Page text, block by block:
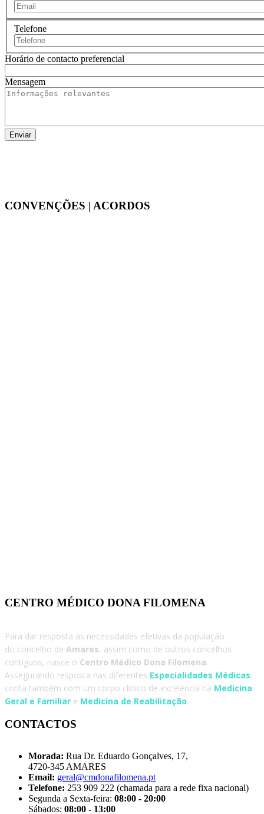
Telefone
Horário de contacto preferencial
Mensagem
CONVENÇÕES | ACORDOS
CENTRO MÉDICO DONA FILOMENA
Para dar resposta às necessidades efetivas da população
do concelho de Amares, assim como de outros concelhos
contíguos, nasce o Centro Médico Dona Filomena.
Assegurando resposta nas diferentes Especialidades Médicas,
conta também com um corpo clínico de excelência na Medicina
Geral e Familiar e Medicina de Reabilitação.
CONTACTOS
Morada: Rua Dr. Eduardo Gonçalves, 17,
4720-345 AMARES
Email: geral@cmdonafilomena.pt
Telefone: 253 909 222 (chamada para a rede fixa nacional)
Segunda a Sexta-feira: 08:00 - 20:00
Sábados: 08:00 - 13:00